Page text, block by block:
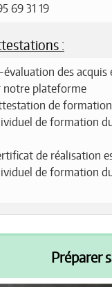
69 31 19
:
des acquis
notre plateforme
de
de formation
de réalisation
de formation
Préparer